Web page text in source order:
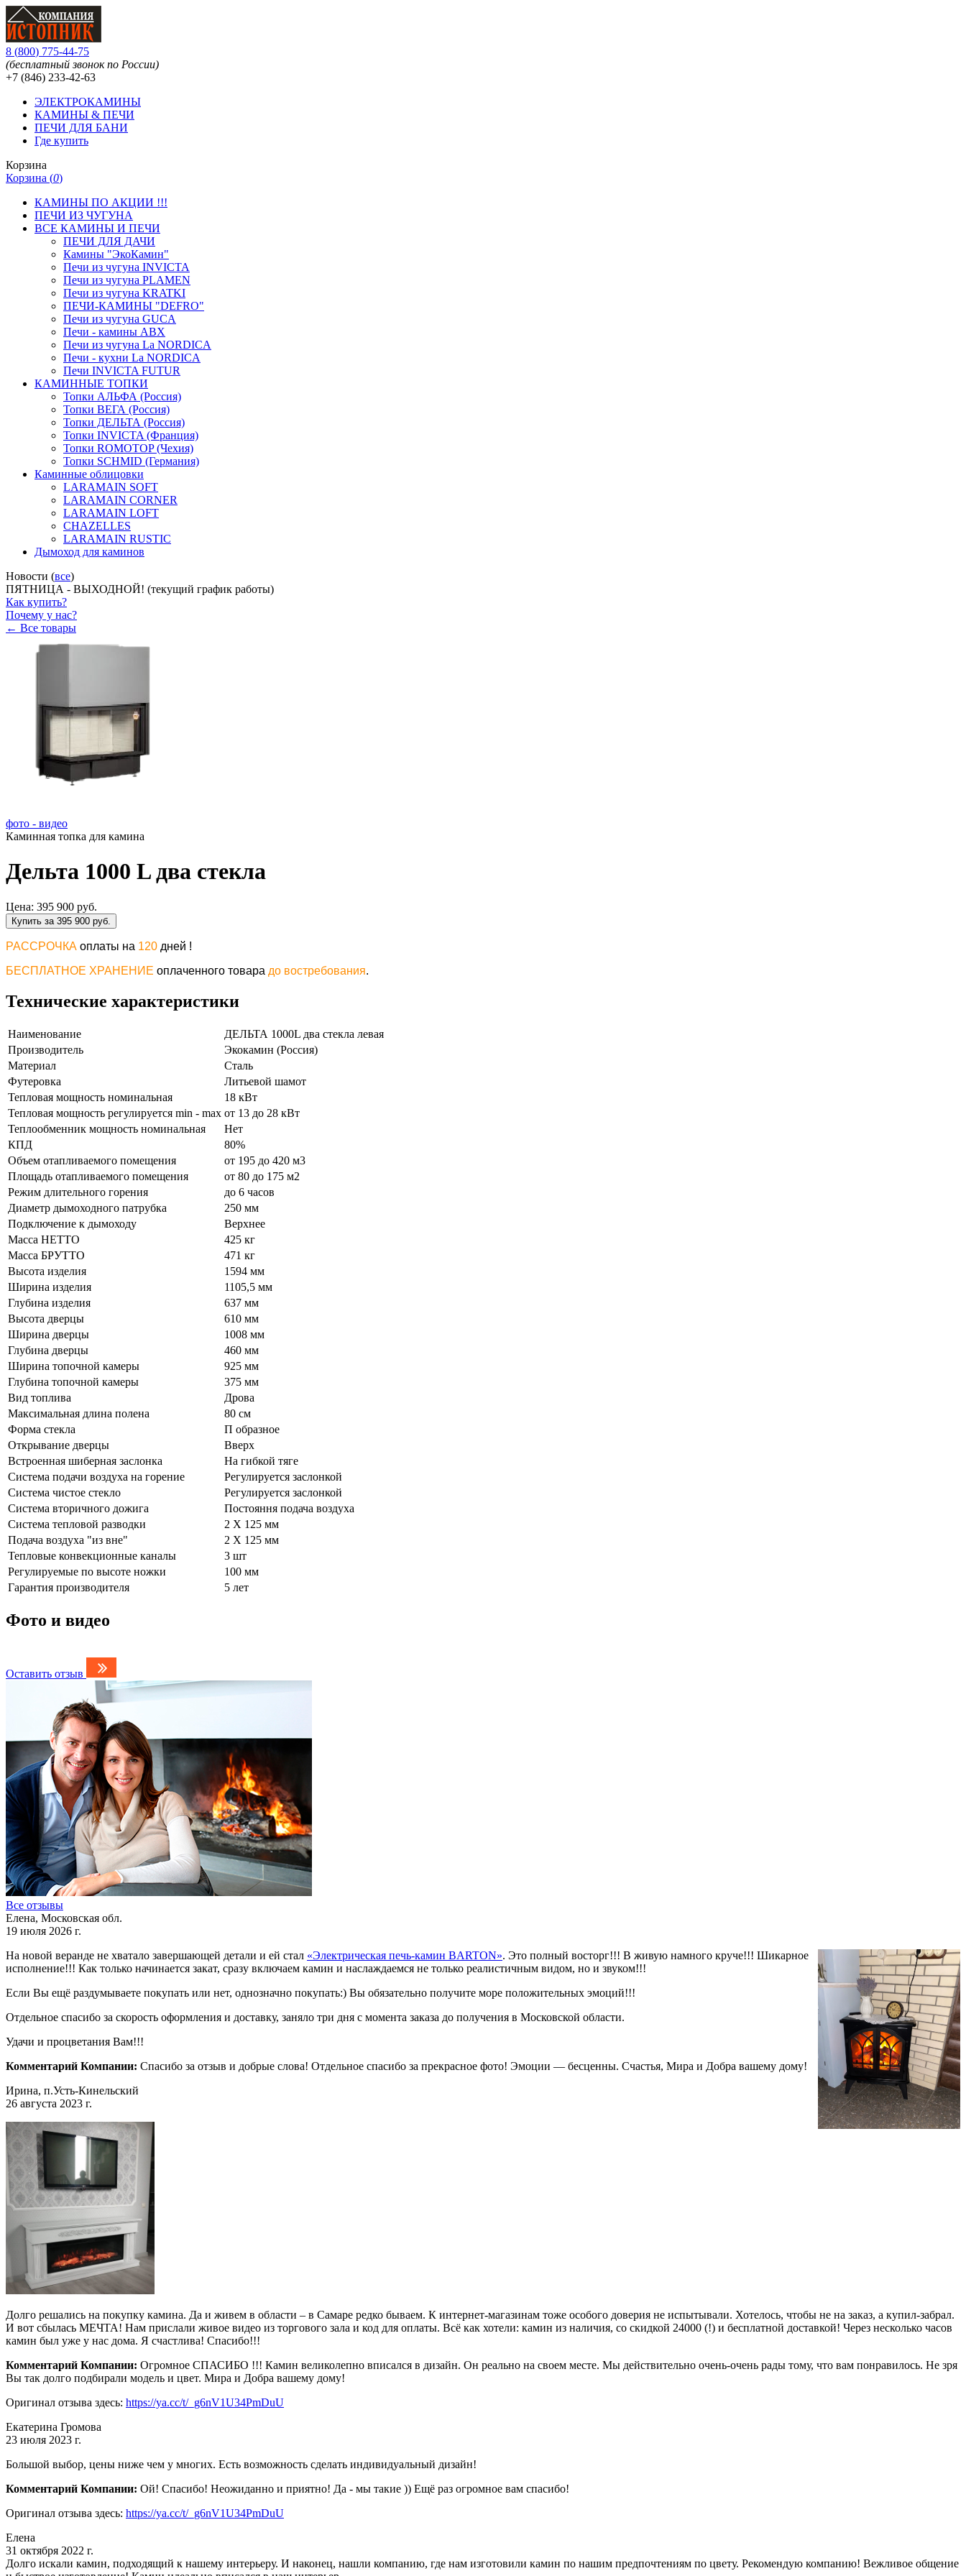
8 (800) 775-44-75
(бесплатный звонок по России)
+7 (846) 233-42-63
ЭЛЕКТРОКАМИНЫ
КАМИНЫ & ПЕЧИ
ПЕЧИ ДЛЯ БАНИ
Где купить
Корзина
Корзина (0)
КАМИНЫ ПО АКЦИИ !!!
ПЕЧИ ИЗ ЧУГУНА
ВСЕ КАМИНЫ И ПЕЧИ
ПЕЧИ ДЛЯ ДАЧИ
Камины "ЭкоКамин"
Печи из чугуна INVICTA
Печи из чугуна PLAMEN
Печи из чугуна KRATKI
ПЕЧИ-КАМИНЫ "DEFRO"
Печи из чугуна GUCA
Печи - камины ABX
Печи из чугуна La NORDICA
Печи - кухни La NORDICA
Печи INVICTA FUTUR
КАМИННЫЕ ТОПКИ
Топки АЛЬФА (Россия)
Топки ВЕГА (Россия)
Топки ДЕЛЬТА (Россия)
Топки INVICTA (Франция)
Топки ROMOTOP (Чехия)
Топки SCHMID (Германия)
Каминные облицовки
LARAMAIN SOFT
LARAMAIN CORNER
LARAMAIN LOFT
CHAZELLES
LARAMAIN RUSTIC
Дымоход для каминов
Новости (все)
ПЯТНИЦА - ВЫХОДНОЙ! (текущий график работы)
Как купить?
Почему у нас?
← Все товары
фото - видео
Каминная топка для камина
Дельта 1000 L два стекла
Цена: 395 900 руб.
Купить за 395 900 руб.
РАССРОЧКА оплаты на 120 дней !
БЕСПЛАТНОЕ ХРАНЕНИЕ оплаченного товара до востребования.
Технические характеристики
Наименование
ДЕЛЬТА 1000L два стекла левая
Производитель
Экокамин (Россия)
Материал
Сталь
Футеровка
Литьевой шамот
Тепловая мощность номинальная
18 кВт
Тепловая мощность регулируется min - max от 13 до 28 кВт
Теплообменник мощность номинальная
Нет
КПД
80%
Объем отапливаемого помещения
от 195 до 420 м3
Площадь отапливаемого помещения
от 80 до 175 м2
Режим длительного горения
до 6 часов
Диаметр дымоходного патрубка
250 мм
Подключение к дымоходу
Верхнее
Масса НЕТТО
425 кг
Масса БРУТТО
471 кг
Высота изделия
1594 мм
Ширина изделия
1105,5 мм
Глубина изделия
637 мм
Высота дверцы
610 мм
Ширина дверцы
1008 мм
Глубина дверцы
460 мм
Ширина топочной камеры
925 мм
Глубина топочной камеры
375 мм
Вид топлива
Дрова
Максимальная длина полена
80 см
Форма стекла
П образное
Открывание дверцы
Вверх
Встроенная шиберная заслонка
На гибкой тяге
Система подачи воздуха на горение
Регулируется заслонкой
Система чистое стекло
Регулируется заслонкой
Система вторичного дожига
Постояння подача воздуха
Система тепловой разводки
2 Х 125 мм
Подача воздуха "из вне"
2 Х 125 мм
Тепловые конвекционные каналы
3 шт
Регулируемые по высоте ножки
100 мм
Гарантия производителя
5 лет
Фото и видео
Оставить отзыв
Все отзывы
Елена, Московская обл.
19 июля 2026 г.
На новой веранде не хватало завершающей детали и ей стал «Электрическая печь-камин BARTON». Это полный восторг!!! В живую намного круче!!! Шикарное
исполнение!!! Как только начинается закат, сразу включаем камин и наслаждаемся не только реалистичным видом, но и звуком!!!
Если Вы ещё раздумываете покупать или нет, однозначно покупать:) Вы обязательно получите море положительных эмоций!!!
Отдельное спасибо за скорость оформления и доставку, заняло три дня с момента заказа до получения в Московской области.
Удачи и процветания Вам!!!
Комментарий Компании: Спасибо за отзыв и добрые слова! Отдельное спасибо за прекрасное фото! Эмоции — бесценны. Счастья, Мира и Добра вашему дому!
Ирина, п.Усть-Кинельский
26 августа 2023 г.
Долго решались на покупку камина. Да и живем в области – в Самаре редко бываем. К интернет-магазинам тоже особого доверия не испытывали. Хотелось, чтобы не на заказ, а купил-забрал.
И вот сбылась МЕЧТА! Нам прислали живое видео из торгового зала и код для оплаты. Всё как хотели: камин из наличия, со скидкой 24000 (!) и бесплатной доставкой! Через несколько часов
камин был уже у нас дома. Я счастлива! Спасибо!!!
Комментарий Компании: Огромное СПАСИБО !!! Камин великолепно вписался в дизайн. Он реально на своем месте. Мы действительно очень-очень рады тому, что вам понравилось. Не зря
Вы так долго подбирали модель и цвет. Мира и Добра вашему дому!
Оригинал отзыва здесь: https://ya.cc/t/_g6nV1U34PmDuU
Екатерина Громова
23 июля 2023 г.
Большой выбор, цены ниже чем у многих. Есть возможность сделать индивидуальный дизайн!
Комментарий Компании: Ой! Спасибо! Неожиданно и приятно! Да - мы такие )) Ещё раз огромное вам спасибо!
Оригинал отзыва здесь: https://ya.cc/t/_g6nV1U34PmDuU
Елена
31 октября 2022 г.
Долго искали камин, подходящий к нашему интерьеру. И наконец, нашли компанию, где нам изготовили камин по нашим предпочтениям по цвету. Рекомендую компанию! Вежливое общение